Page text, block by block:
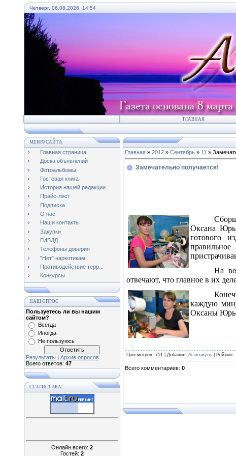
Четверг, 06.08.2026, 14:54
ГЛАВНАЯ
МЕНЮ САЙТА
Главная страница
Доска объявлений
Фотоальбомы
Гостевая книга
История нашей редакции
Прайс-лист
Подписка
О нас
Наши контакты
Закупки
ГИБДД
Телефоны доверия
"Нет" наркотикам!
Противодействие терр...
Конкурсы
НАШ ОПРОС
Пользуетесь ли вы нашим
сайтом?
Всегда
Иногда
Не пользуюсь
Результаты | Архив опросов
Всего ответов: 47
СТАТИСТИКА
Онлайн всего: 2
Гостей: 2
Главная » 2012 » Сентябрь » 11 »
Замечательно получается!
Оксана
готового
На
отвечают, что главное в их
каждую
Оксаны
Просмотров: 751 | Добавил: Асылыкуль Рейтинг:
Всего комментариев: 0